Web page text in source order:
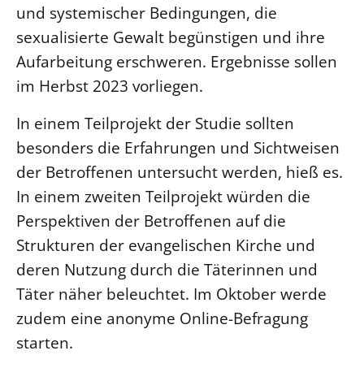
und systemischer Bedingungen, die
sexualisierte Gewalt begünstigen und ihre
Aufarbeitung erschweren. Ergebnisse sollen
im Herbst 2023 vorliegen.
In einem Teilprojekt der Studie sollten
besonders die Erfahrungen und Sichtweisen
der Betroffenen untersucht werden, hieß es.
In einem zweiten Teilprojekt würden die
Perspektiven der Betroffenen auf die
Strukturen der evangelischen Kirche und
deren Nutzung durch die Täterinnen und
Täter näher beleuchtet. Im Oktober werde
zudem eine anonyme Online-Befragung
starten.
SERVICE
Älterwerden im Pfarrberuf
Beteiligungsverfahren
Ephoralbüro
Finanzplanung
Fundraising
IT-Service
Corporate Design
Interventionsplan
Jahresgespräche
Kirchliches Amtsblatt